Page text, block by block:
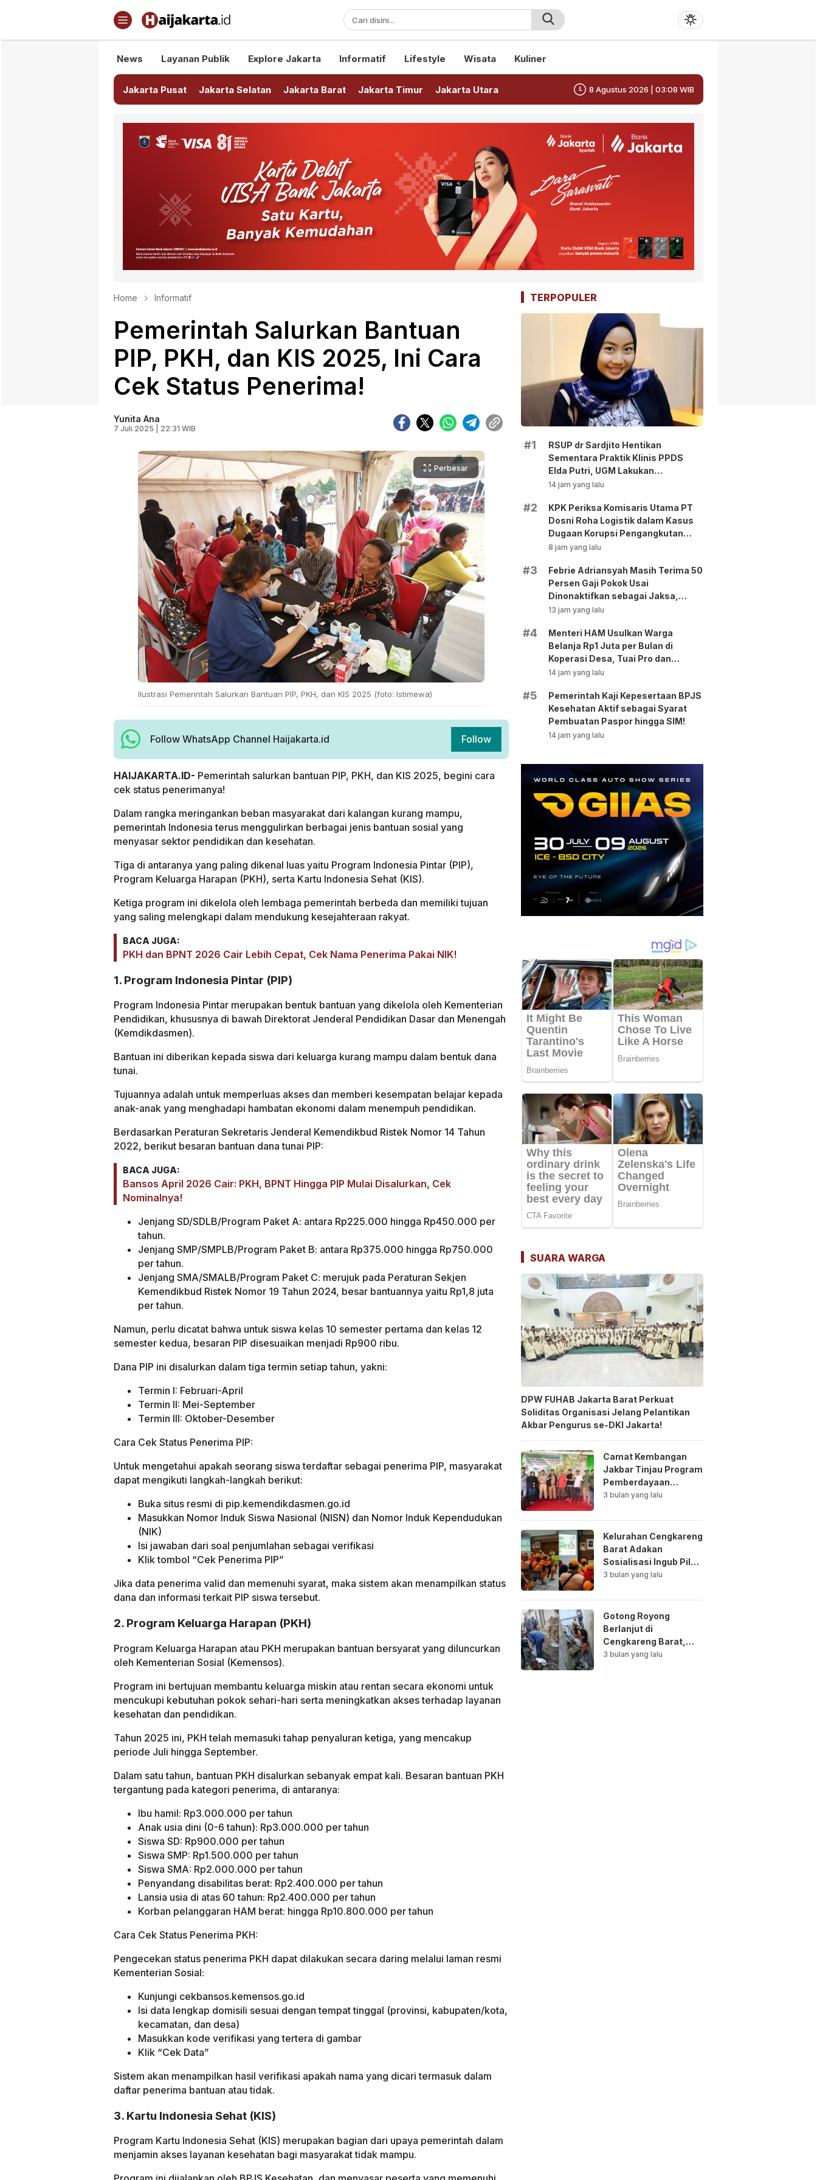
Haijakarta.id
Semua Tentang Jakarta Ada Disini!
News Layanan Publik Explore Jakarta Informatif Lifestyle Wisata Kuliner
Jakarta Pusat Jakarta Selatan Jakarta Barat Jakarta Timur Jakarta Utara 8 Agustus 2026 | 03:08 WIB
Home Informatif
Pemerintah Salurkan Bantuan
PIP, PKH, dan KIS 2025, Ini Cara
Cek Status Penerima!
Yunita Ana
7 Juli 2025 | 22:31 WIB
Perbesar
Ilustrasi Pemerintah Salurkan Bantuan PIP, PKH, dan KIS 2025 (foto: Istimewa)
Follow WhatsApp Channel Haijakarta.id Follow
HAIJAKARTA.ID- Pemerintah salurkan bantuan PIP, PKH, dan KIS 2025, begini cara
cek status penerimanya!
Dalam rangka meringankan beban masyarakat dari kalangan kurang mampu,
pemerintah Indonesia terus menggulirkan berbagai jenis bantuan sosial yang
menyasar sektor pendidikan dan kesehatan.
Tiga di antaranya yang paling dikenal luas yaitu Program Indonesia Pintar (PIP),
Program Keluarga Harapan (PKH), serta Kartu Indonesia Sehat (KIS).
Ketiga program ini dikelola oleh lembaga pemerintah berbeda dan memiliki tujuan
yang saling melengkapi dalam mendukung kesejahteraan rakyat.
BACA JUGA:
PKH dan BPNT 2026 Cair Lebih Cepat, Cek Nama Penerima Pakai NIK!
1. Program Indonesia Pintar (PIP)
Program Indonesia Pintar merupakan bentuk bantuan yang dikelola oleh Kementerian
Pendidikan, khususnya di bawah Direktorat Jenderal Pendidikan Dasar dan Menengah
(Kemdikdasmen).
Bantuan ini diberikan kepada siswa dari keluarga kurang mampu dalam bentuk dana
tunai.
Tujuannya adalah untuk memperluas akses dan memberi kesempatan belajar kepada
anak-anak yang menghadapi hambatan ekonomi dalam menempuh pendidikan.
Berdasarkan Peraturan Sekretaris Jenderal Kemendikbud Ristek Nomor 14 Tahun
2022, berikut besaran bantuan dana tunai PIP:
BACA JUGA:
Bansos April 2026 Cair: PKH, BPNT Hingga PIP Mulai Disalurkan, Cek
Nominalnya!
Jenjang SD/SDLB/Program Paket A: antara Rp225.000 hingga Rp450.000 per
tahun.
Jenjang SMP/SMPLB/Program Paket B: antara Rp375.000 hingga Rp750.000
per tahun.
Jenjang SMA/SMALB/Program Paket C: merujuk pada Peraturan Sekjen
Kemendikbud Ristek Nomor 19 Tahun 2024, besar bantuannya yaitu Rp1,8 juta
per tahun.
Namun, perlu dicatat bahwa untuk siswa kelas 10 semester pertama dan kelas 12
semester kedua, besaran PIP disesuaikan menjadi Rp900 ribu.
Dana PIP ini disalurkan dalam tiga termin setiap tahun, yakni:
Termin I: Februari-April
Termin II: Mei-September
Termin III: Oktober-Desember
Cara Cek Status Penerima PIP:
Untuk mengetahui apakah seorang siswa terdaftar sebagai penerima PIP, masyarakat
dapat mengikuti langkah-langkah berikut:
Buka situs resmi di pip.kemendikdasmen.go.id
Masukkan Nomor Induk Siswa Nasional (NISN) dan Nomor Induk Kependudukan
(NIK)
Isi jawaban dari soal penjumlahan sebagai verifikasi
Klik tombol “Cek Penerima PIP”
Jika data penerima valid dan memenuhi syarat, maka sistem akan menampilkan status
dana dan informasi terkait PIP siswa tersebut.
2. Program Keluarga Harapan (PKH)
Program Keluarga Harapan atau PKH merupakan bantuan bersyarat yang diluncurkan
oleh Kementerian Sosial (Kemensos).
Program ini bertujuan membantu keluarga miskin atau rentan secara ekonomi untuk
mencukupi kebutuhan pokok sehari-hari serta meningkatkan akses terhadap layanan
kesehatan dan pendidikan.
Tahun 2025 ini, PKH telah memasuki tahap penyaluran ketiga, yang mencakup
periode Juli hingga September.
Dalam satu tahun, bantuan PKH disalurkan sebanyak empat kali. Besaran bantuan PKH
tergantung pada kategori penerima, di antaranya:
Ibu hamil: Rp3.000.000 per tahun
Anak usia dini (0-6 tahun): Rp3.000.000 per tahun
Siswa SD: Rp900.000 per tahun
Siswa SMP: Rp1.500.000 per tahun
Siswa SMA: Rp2.000.000 per tahun
Penyandang disabilitas berat: Rp2.400.000 per tahun
Lansia usia di atas 60 tahun: Rp2.400.000 per tahun
Korban pelanggaran HAM berat: hingga Rp10.800.000 per tahun
Cara Cek Status Penerima PKH:
Pengecekan status penerima PKH dapat dilakukan secara daring melalui laman resmi
Kementerian Sosial:
Kunjungi cekbansos.kemensos.go.id
Isi data lengkap domisili sesuai dengan tempat tinggal (provinsi, kabupaten/kota,
kecamatan, dan desa)
Masukkan kode verifikasi yang tertera di gambar
Klik “Cek Data”
Sistem akan menampilkan hasil verifikasi apakah nama yang dicari termasuk dalam
daftar penerima bantuan atau tidak.
3. Kartu Indonesia Sehat (KIS)
Program Kartu Indonesia Sehat (KIS) merupakan bagian dari upaya pemerintah dalam
menjamin akses layanan kesehatan bagi masyarakat tidak mampu.
TERPOPULER
#1
RSUP dr Sardjito Hentikan
Sementara Praktik Klinis PPDS
Elda Putri, UGM Lakukan
Investigasi!
14 jam yang lalu
#2
KPK Periksa Komisaris Utama PT
Dosni Roha Logistik dalam Kasus
Dugaan Korupsi Pengangkutan
Bansos!
8 jam yang lalu
#3
Febrie Adriansyah Masih Terima 50
Persen Gaji Pokok Usai
Dinonaktifkan sebagai Jaksa,
Tunjangan ASN Dihentikan!
13 jam yang lalu
#4
Menteri HAM Usulkan Warga
Belanja Rp1 Juta per Bulan di
Koperasi Desa, Tuai Pro dan
Kontra!
14 jam yang lalu
#5
Pemerintah Kaji Kepesertaan BPJS
Kesehatan Aktif sebagai Syarat
Pembuatan Paspor hingga SIM!
14 jam yang lalu
SUARA WARGA
DPW FUHAB Jakarta Barat Perkuat
Soliditas Organisasi Jelang Pelantikan
Akbar Pengurus se-DKI Jakarta!
Camat Kembangan
Jakbar Tinjau Program
Pemberdayaan
Lingkungan di Bale
3 bulan yang lalu
Kelurahan Cengkareng
Barat Adakan
Sosialisasi Ingub Pilah
Sampah Kepada PPSU
3 bulan yang lalu
Gotong Royong
Berlanjut di
Cengkareng Barat,
Saluran Air
3 bulan yang lalu